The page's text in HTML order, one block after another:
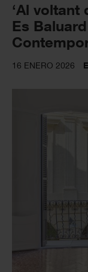
‘Al voltant
Es
16 ENERO 2026